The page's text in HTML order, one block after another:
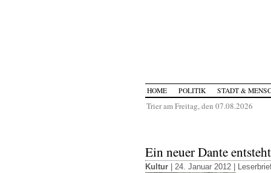
HOME POLITIK STADT &
Trier am Freitag, den 07.08.2026
Ein neuer Dante entsteht
Kultur | 24. Januar 2012 |